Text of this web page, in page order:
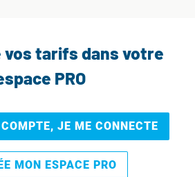
vos tarifs dans votre
PRO
JE ME CONNECTE
MON ESPACE PRO